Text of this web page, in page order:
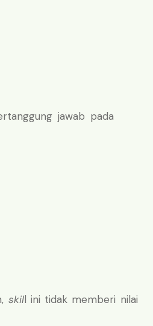
jawab pada
skill ini tidak memberi nilai